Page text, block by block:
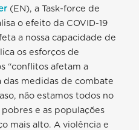
(EN), a Task-force de
o efeito da COVID-19
a nossa capacidade de
os esforços de
“conflitos afetam a
das medidas de combate
não estamos todos no
e as populações
mais alto. A violência e